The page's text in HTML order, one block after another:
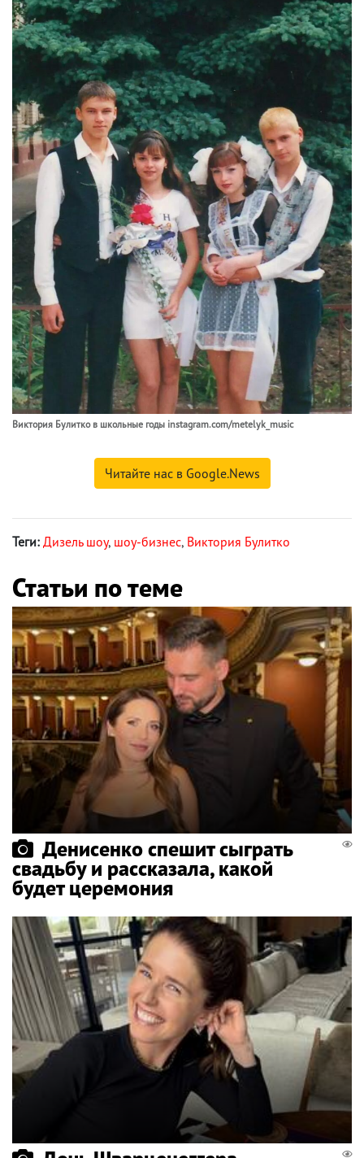
Виктория Булитко в школьные годы instagram.com/metelyk_music
Читайте нас в Google.News
Теги: Дизель шоу, шоу-бизнес, Виктория Булитко
Статьи по теме
Денисенко спешит сыграть
свадьбу и рассказала, какой
будет церемония